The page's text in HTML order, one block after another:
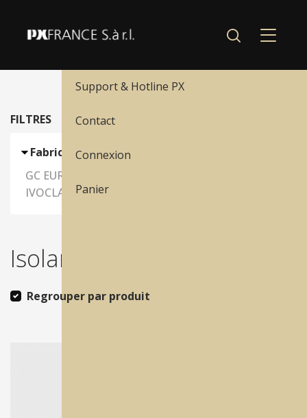
FILTRES
Fabricant
GC EUROPE N.V.
IVOCLAR-VIVADENT AG
Isolants, bonder
Regrouper par produit
Support & Hotline PX
Contact
Connexion
Panier